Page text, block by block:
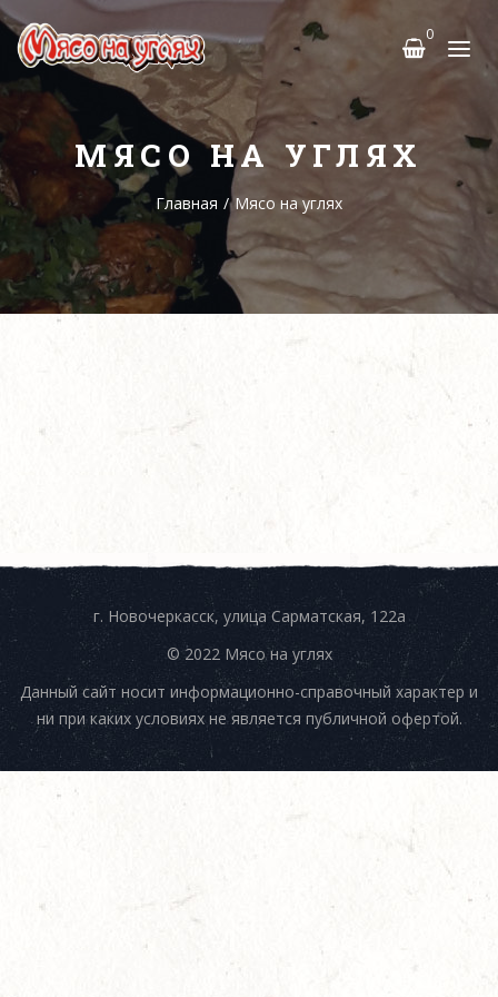
0
МЯСО НА УГЛЯХ
Главная / Мясо на углях
г. Новочеркасск, улица Сарматская, 122а
© 2022 Мясо на углях
Данный сайт носит информационно-справочный характер и
ни при каких условиях не является публичной офертой.